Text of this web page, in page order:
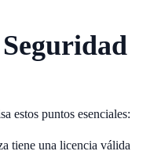
estos puntos esenciales:
tiene una licencia válida